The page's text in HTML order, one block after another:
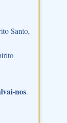
Santo,
nos.